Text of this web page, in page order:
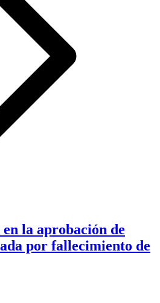
la aprobación de
por fallecimiento de